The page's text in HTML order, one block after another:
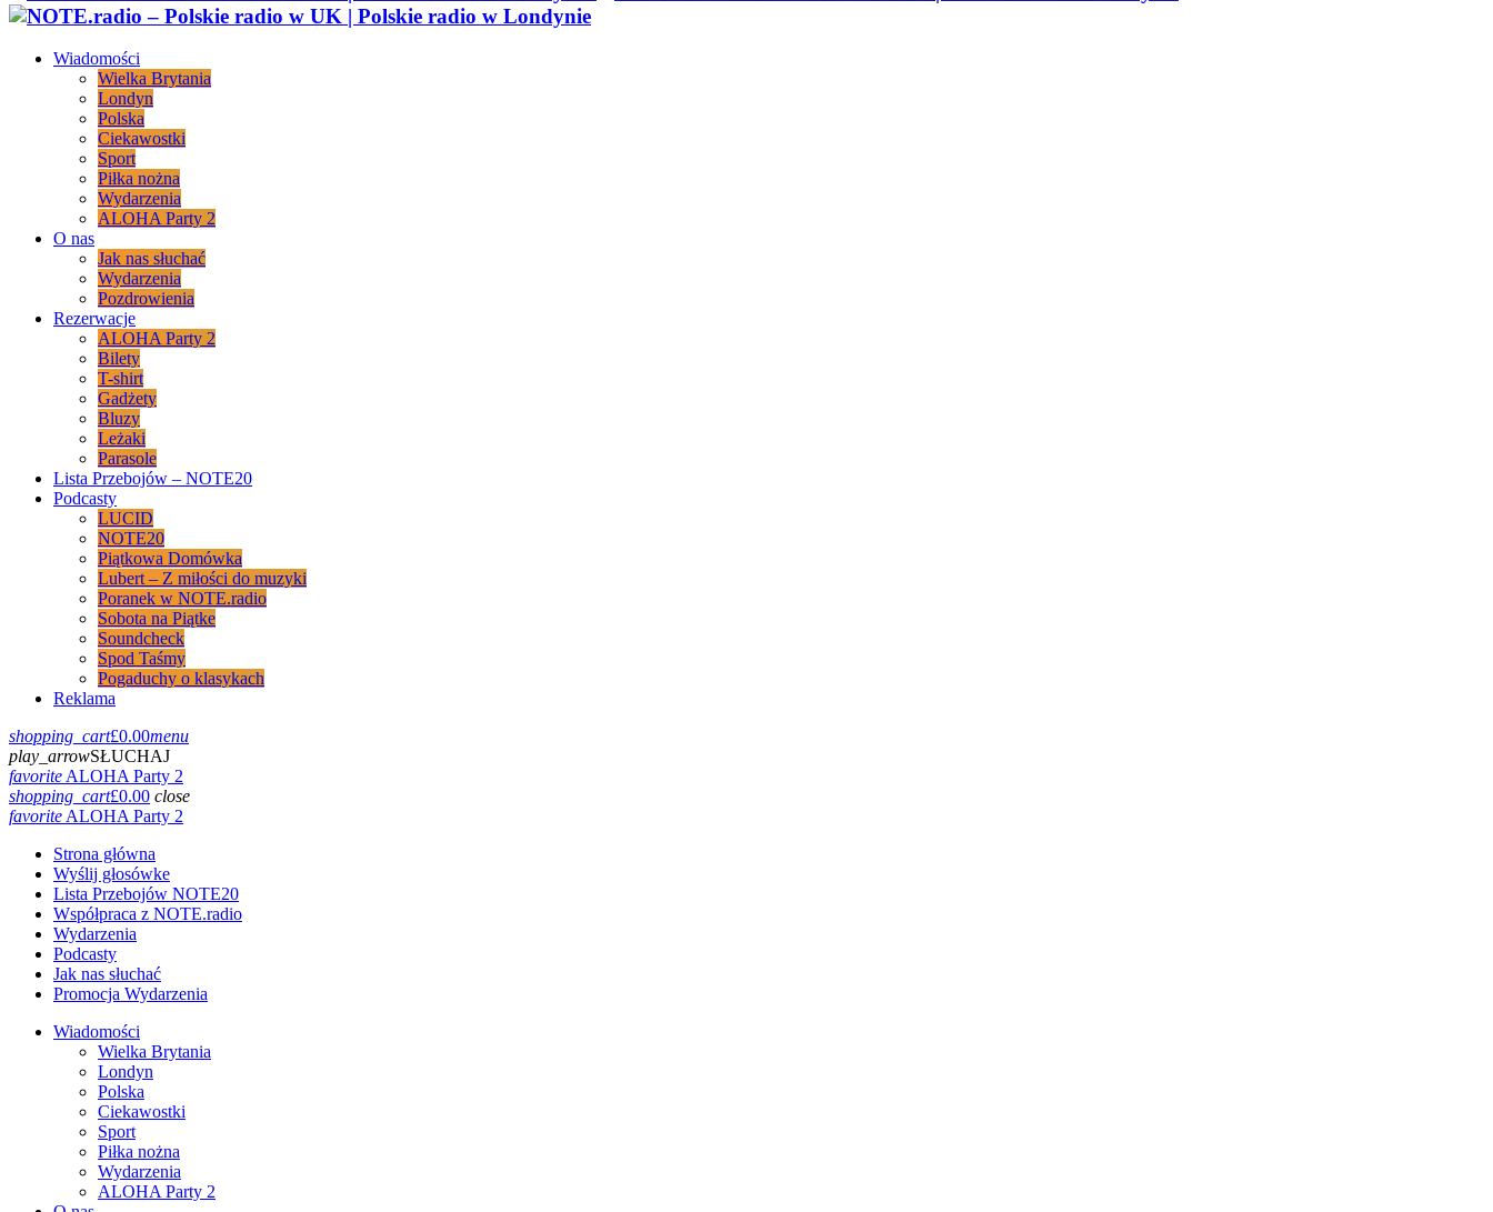
Wiadomości
Wielka Brytania
Londyn
Polska
Ciekawostki
Sport
Piłka nożna
Wydarzenia
ALOHA Party 2
O nas
Jak nas słuchać
Wydarzenia
Pozdrowienia
Rezerwacje
ALOHA Party 2
Bilety
T-shirt
Gadżety
Bluzy
Leżaki
Parasole
Lista Przebojów – NOTE20
Podcasty
LUCID
NOTE20
Piątkowa Domówka
Lubert – Z miłości do muzyki
Poranek w NOTE.radio
Sobota na Piątke
Soundcheck
Spod Taśmy
Pogaduchy o klasykach
Reklama
shopping_cart£0.00menu
play_arrowSŁUCHAJ
favoriteALOHA Party 2
shopping_cart£0.00 close
favoriteALOHA Party 2
Strona główna
Wyślij głosówke
Lista Przebojów NOTE20
Współpraca z NOTE.radio
Wydarzenia
Podcasty
Jak nas słuchać
Promocja Wydarzenia
Wiadomości
Wielka Brytania
Londyn
Polska
Ciekawostki
Sport
Piłka nożna
Wydarzenia
ALOHA Party 2